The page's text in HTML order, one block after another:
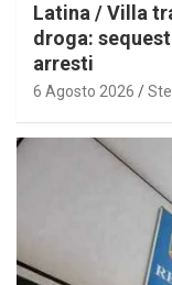
Latina / Villa
droga:
arresti
6 Agosto 2026